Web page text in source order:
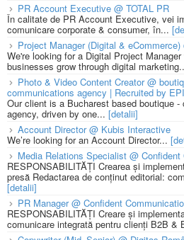
PR Account Executive @ TOTAL PR
În calitate de PR Account Executive, vei
comunicare corporate & consumer, în...
Project Manager (Digital &
We're looking for a Digital Project
businesses grow through digital
Photo & Video Content Creator @
communications agency | Recruited by
Our client is a Bucharest based boutique
agency, driven by one... [detalii]
Account Director @ Kubis Interactive
We’re looking for an Account Director...
Media Relations Specialist @ Confident
RESPONSABILITĂȚI Crearea și
presă Redactarea de conținut editorial:
[detalii]
PR Manager @ Confident
RESPONSABILITĂȚI Creare și
comunicare integrată pentru clienți B2B &